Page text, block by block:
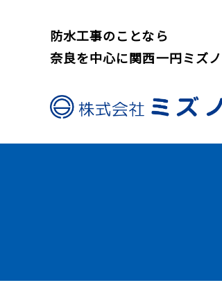
防水工事のことなら
奈良を中心に関西一円ミズ